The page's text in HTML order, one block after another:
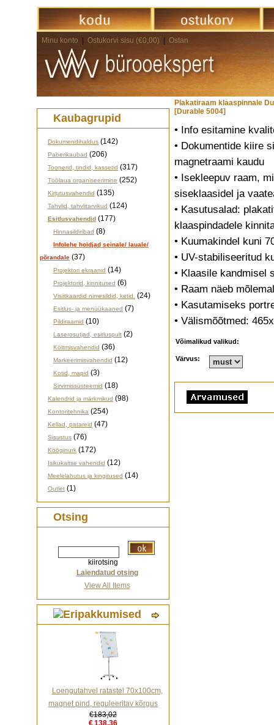
Minu konto Ostukorvi sisu (€0,00) Ostan
Kaubagrupid
Dokumendihaldus (142)
Paberikaubad (206)
Toonerid, tindid, kassetid (317)
Töölaua organiseerimine (252)
Kirjutusvahendid (135)
Tahvlid, tahvlitarvikud (124)
Esitlusvahendid (177)
Hinnasildiribad (8)
Infolehe hoidjad seinale/ lauale/
põrandale (37)
Projektori ekraanid (14)
Projektorid, kinnitused (6)
Visiitkaardid nimesildid, ketid. (24)
Esitlus- ja menüükaaned (7)
Pildiraamid (10)
Laserosutjad, esitluspult (2)
Köitmisvahendid (36)
Markeerimisvahendid (12)
Kotid, mapid (3)
Sirvimissüsteemid (18)
Kalendrid ja märkmikud (98)
Kontoritehnika (254)
Kellad, patareid (47)
Sisustus (76)
Kööginurk (172)
Isikukaitse vahendid (12)
Meelelahutus ja kingitused (14)
Outlet (1)
Otsing
kiirotsing
Laiendatud otsing
View All Items
Loengutahvel ratastel 70x100cm,
magnet pind, reguleeritav kõrgus
€183,02
€138,36
Plakatiraam klaaspinnale
[Durable 5004]
• Info esitamine
• Dokumentide kiire
magnetraami kaudu
• Isekleepuv raam,
siseklaasidel ja
• Kasutusalad:
klaaspindadele
• Kuumakindel kuni
• UV-stabiliseeritud
• Klaasile kandmisel
• Raam näeb
• Kasutamiseks
• Välismõõtmed:
Võimalikud valikud:
Värvus: